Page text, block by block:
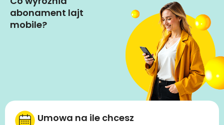
abonament lajt
mobile?
Umowa na ile chcesz